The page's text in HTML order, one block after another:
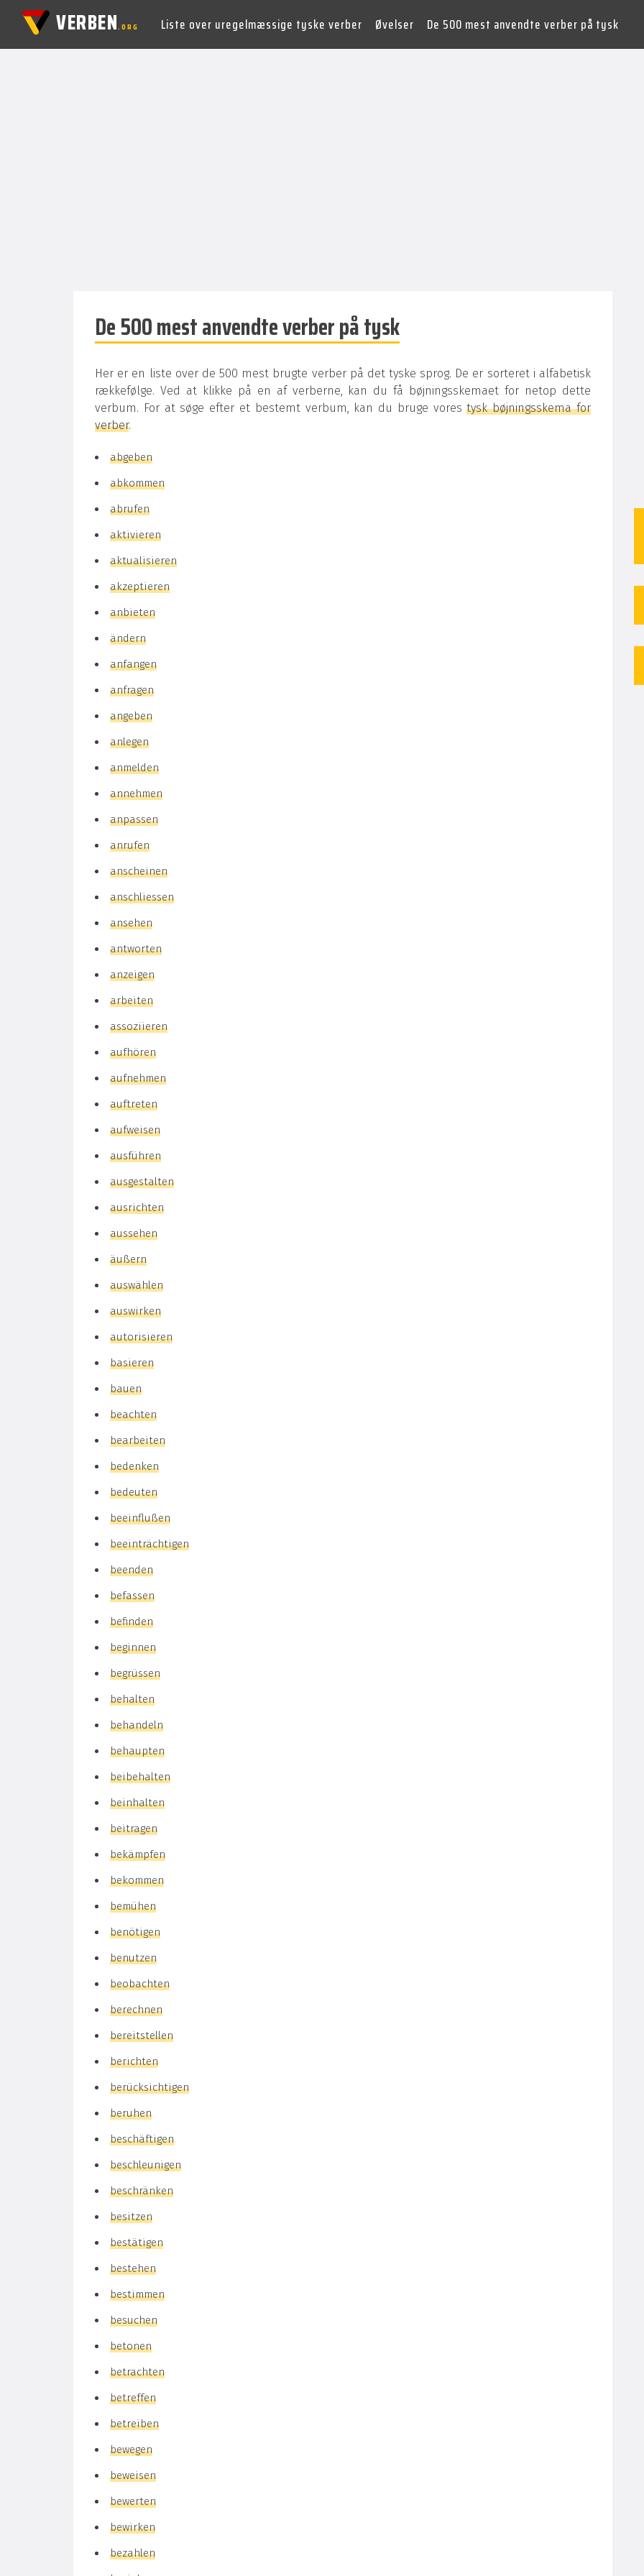
VERBEN.ORG Liste over uregelmæssige tyske verber Øvelser De 500 mest anvendte verber på tysk
De 500 mest anvendte verber på tysk
Her er en liste over de 500 mest brugte verber på det tyske sprog. De er sorteret i alfabetisk
rækkefølge. Ved at klikke på en af verberne, kan du få bøjningsskemaet for netop dette
verbum. For at søge efter et bestemt verbum, kan du bruge vorestysk bøjningsskema for
verber.
abgeben
abkommen
abrufen
aktivieren
aktualisieren
akzeptieren
anbieten
ändern
anfangen
anfragen
angeben
anlegen
anmelden
annehmen
anpassen
anrufen
anscheinen
anschliessen
ansehen
antworten
anzeigen
arbeiten
assoziieren
aufhören
aufnehmen
auftreten
aufweisen
ausführen
ausgestalten
ausrichten
aussehen
äußern
auswählen
auswirken
autorisieren
basieren
bauen
beachten
bearbeiten
bedenken
bedeuten
beeinflußen
beeinträchtigen
beenden
befassen
befinden
beginnen
begrüssen
behalten
behandeln
behaupten
beibehalten
beinhalten
beitragen
bekämpfen
bekommen
bemühen
benötigen
benutzen
beobachten
berechnen
bereitstellen
berichten
berücksichtigen
beruhen
beschäftigen
beschleunigen
beschränken
besitzen
bestätigen
bestehen
bestimmen
besuchen
betonen
betrachten
betreffen
betreiben
bewegen
beweisen
bewerten
bewirken
bezahlen